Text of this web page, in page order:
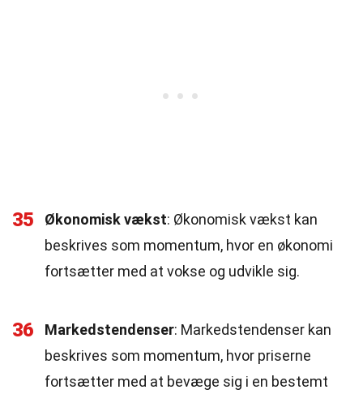
35 Økonomisk vækst: Økonomisk vækst kan
beskrives som momentum, hvor en økonomi
fortsætter med at vokse og udvikle sig.
36 Markedstendenser: Markedstendenser kan
beskrives som momentum, hvor priserne
fortsætter med at bevæge sig i en bestemt